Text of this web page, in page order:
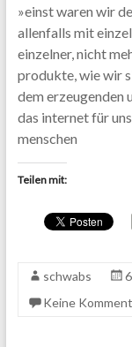
»einst waren wir
allenfalls mit
einzelner, nicht
produkte, wie wir
dem erzeugenden
das internet für
menschen
Teilen mit:
schwabs
Keine